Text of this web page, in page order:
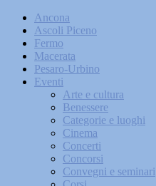
Ancona
Ascoli Piceno
Fermo
Macerata
Pesaro-Urbino
Eventi
Arte e cultura
Benessere
Categorie e luoghi
Cinema
Concerti
Concorsi
Convegni e seminari